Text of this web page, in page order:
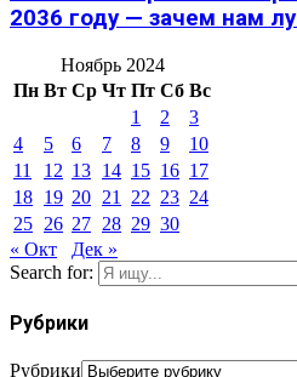
2036 году — зачем нам
Ноябрь 2024
Пн Вт Ср Чт Пт Сб Вс
1
2
3
4
5 6 7 8 9
10
11
12 13 14 15 16 17
18 19 20 21 22 23 24
25 26 27 28 29 30
« Окт
Дек »
Search for:
Рубрики
Рубрики